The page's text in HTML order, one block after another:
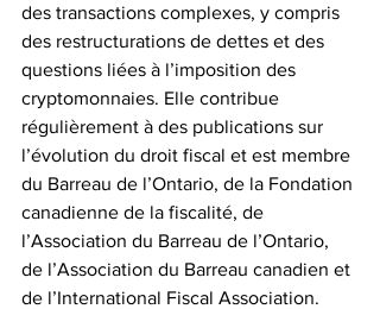
des transactions complexes, y compris
des restructurations de dettes et des
questions liées à l’imposition des
cryptomonnaies. Elle contribue
régulièrement à des publications sur
l’évolution du droit fiscal et est membre
du Barreau de l’Ontario, de la Fondation
canadienne de la fiscalité, de
l’Association du Barreau de l’Ontario,
de l’Association du Barreau canadien et
de l’International Fiscal Association.